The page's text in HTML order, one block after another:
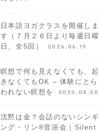
日本語ヨガクラスを開催しま
す（７月２６日より毎週日曜
日、全5回）
2026.06.19
瞑想で何も見えなくても、起
きなくてもOK – 体験にとら
われない瞑想を
2025.08.20
沈黙は金？会話のないシンギ
ング・リン®︎音浴会｜Silent